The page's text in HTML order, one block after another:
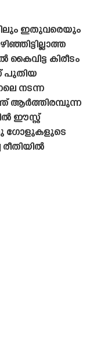
ഇതുവരെയും
കിരീടം
പുതിയ
നടന്ന
ആർത്തിരമ്പുന്ന
ഈസ്റ്റ്
ഗോളുകളുടെ